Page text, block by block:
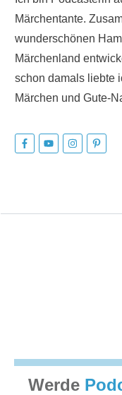
Märchentante.
wunderschönen
Märchenland
schon damals liebte
Märchen und Gute-
Werde